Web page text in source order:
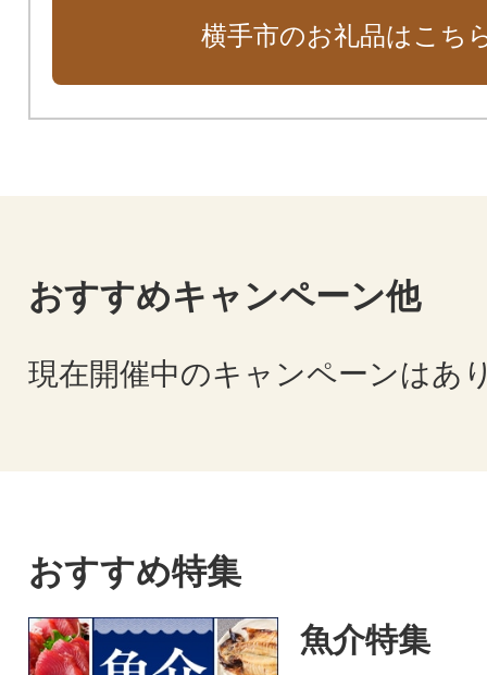
横手市のお礼品はこち
おすすめキャンペーン他
現在開催中のキャンペーンはあ
おすすめ特集
魚介特集